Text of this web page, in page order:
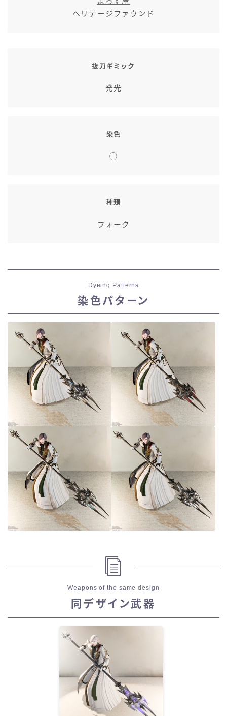
極シタデル・ボズヤ追憶戦
ヘリテージファウンド
抜刀ギミック
発光
染色
◯
種類
フォーク
Dyeing Patterns
染色パターン
Weapons of the same design
同デザイン武器